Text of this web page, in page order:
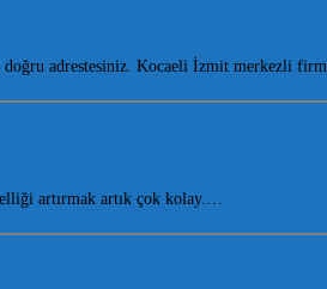
adrestesiniz. Kocaeli İzmit merkezli
artırmak artık çok kolay.…